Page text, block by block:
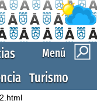
Menú
Turismo